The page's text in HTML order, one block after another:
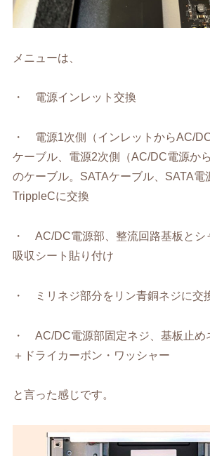
メニューは、
・ 電源インレット交換
・ 電源1次側（インレットからAC/
ケーブル、電源2次側（AC/DC電源か
のケーブル。SATAケーブル、SATA電
TrippleCに交換
・ AC/DC電源部、整流回路基板とシ
吸収シート貼り付け
・ ミリネジ部分をリン青銅ネジに交
・ AC/DC電源部固定ネジ、基板止め
＋ドライカーボン・ワッシャー
と言った感じです。